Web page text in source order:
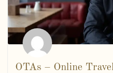
OTAs – Online